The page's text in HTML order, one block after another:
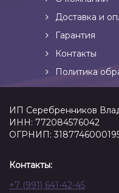
Доставка и
Гарантия
Контакты
Политика
ИП Серебренников
ИНН: 772084576042
ОГРНИП:
Контакты:
+7 (991) 641-42-45